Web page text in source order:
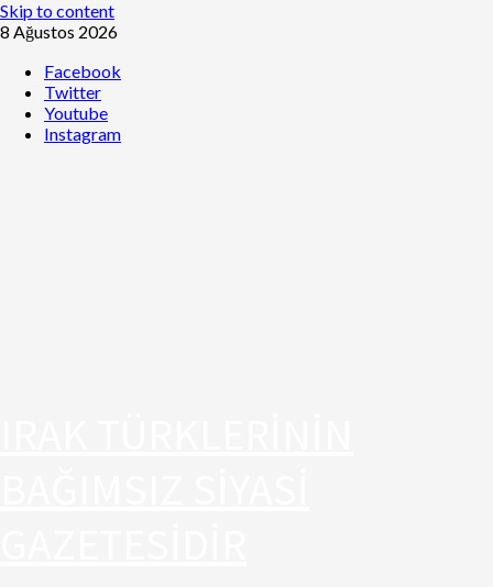
Skip to content
8 Ağustos 2026
Facebook
Twitter
Youtube
Instagram